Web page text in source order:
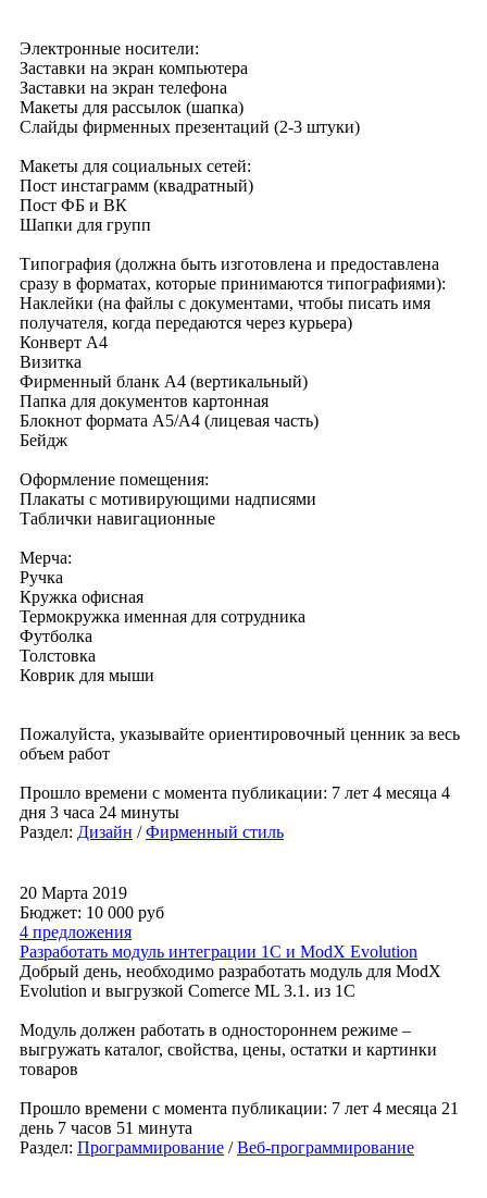
Электронные носители:
Заставки на экран компьютера
Заставки на экран телефона
Макеты для рассылок (шапка)
Слайды фирменных презентаций (2-3 штуки)
Макеты для социальных сетей:
Пост инстаграмм (квадратный)
Пост ФБ и ВК
Шапки для групп
Типография (должна быть изготовлена и предоставлена
сразу в форматах, которые принимаются типографиями):
Наклейки (на файлы с документами, чтобы писать имя
получателя, когда передаются через курьера)
Конверт А4
Визитка
Фирменный бланк А4 (вертикальный)
Папка для документов картонная
Блокнот формата А5/А4 (лицевая часть)
Бейдж
Оформление помещения:
Плакаты с мотивирующими надписями
Таблички навигационные
Мерча:
Ручка
Кружка офисная
Термокружка именная для сотрудника
Футболка
Толстовка
Коврик для мыши
Пожалуйста, указывайте ориентировочный ценник за весь
объем работ
Прошло времени с момента публикации: 7 лет 4 месяца 4
дня 3 часа 24 минуты
Раздел: Дизайн /Фирменный стиль
20 Марта 2019
Бюджет: 10 000 руб
4 предложения
Разработать модуль интеграции 1С и ModX Evolution
Добрый день, необходимо разработать модуль для ModX
Evolution и выгрузкой Comerce ML 3.1. из 1С
Модуль должен работать в одностороннем режиме –
выгружать каталог, свойства, цены, остатки и картинки
товаров
Прошло времени с момента публикации: 7 лет 4 месяца 21
день 7 часов 51 минута
Раздел: Программирование /Веб-программирование